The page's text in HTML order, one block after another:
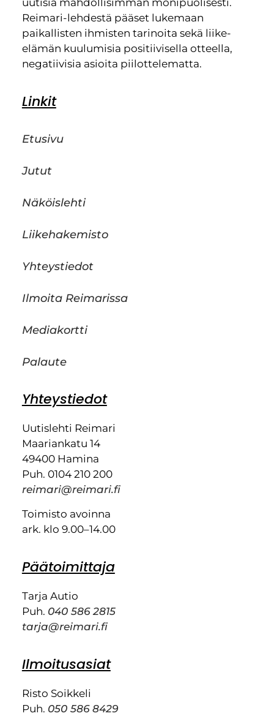
Reimari-lehdestä pääset lukemaan
paikallisten ihmisten tarinoita sekä liike-
elämän kuulumisia positiivisella otteella,
negatiivisia asioita piilottelematta.
Linkit
Etusivu
Jutut
Näköislehti
Liikehakemisto
Yhteystiedot
Ilmoita Reimarissa
Mediakortti
Palaute
Yhteystiedot
Uutislehti Reimari
Maariankatu 14
49400 Hamina
Puh. 0104 210 200
reimari@reimari.fi
Toimisto avoinna
ark. klo 9.00–14.00
Päätoimittaja
Tarja Autio
Puh. 040 586 2815
tarja@reimari.fi
Ilmoitusasiat
Risto Soikkeli
Puh. 050 586 8429